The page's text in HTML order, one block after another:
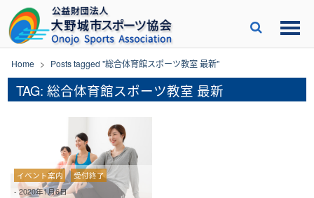
content
Home > Posts tagged "総合体育館スポーツ教室 最新"
TAG: 総合体育館スポーツ教室 最新
イベント案内
受付終了
-2020年1月6日